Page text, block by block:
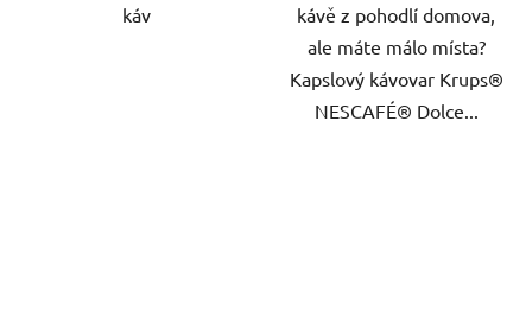
káv
kávě z pohodlí domova,
ale máte málo místa?
Kapslový kávovar Krups®
NESCAFÉ® Dolce...